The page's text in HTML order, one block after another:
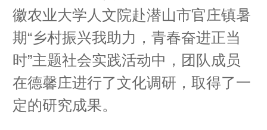
徽农业大学人文院赴潜山市官庄镇暑
期“乡村振兴我助力，青春奋进正当
时”主题社会实践活动中，团队成员
在德馨庄进行了文化调研，取得了一
定的研究成果。